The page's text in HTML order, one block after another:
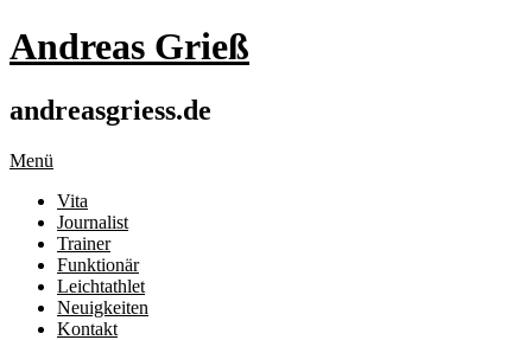
Andreas Grieß
andreasgriess.de
Menü
Vita
Journalist
Trainer
Funktionär
Leichtathlet
Neuigkeiten
Kontakt